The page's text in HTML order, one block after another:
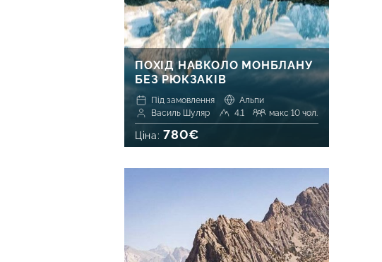
ПОХІД НАВКОЛО МОНБЛАНУ
БЕЗ РЮКЗАКІВ
Під замовлення
Альпи
Василь Шуляр
4.1 макс 10 чол.
Ціна: 780€